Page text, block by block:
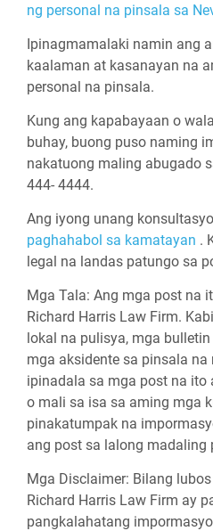
ng personal na pinsala sa
Ipinagmamalaki namin ang
kaalaman at kasanayan na
personal na pinsala.
Kung ang kapabayaan o
buhay, buong puso naming
nakatuong maling abugado
444- 4444.
Ang iyong unang
paghahabol sa kamatayan .
legal na landas patungo sa
Mga Tala: Ang mga post na
Richard Harris Law Firm.
lokal na pulisya, mga
mga aksidente sa pinsala
ipinadala sa mga post na ito
o mali sa isa sa aming mga
pinakatumpak na
ang post sa lalong madaling
Mga Disclaimer: Bilang
Richard Harris Law Firm ay
pangkalahatang